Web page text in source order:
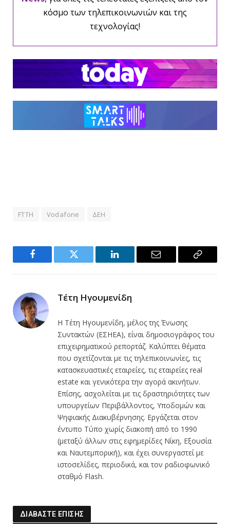
κόσμο των τηλεπικοινωνιών και της
τεχνολογίας!
FTTH Vodafone ΔΕΗ
Facebook Twitter LinkedIn Email
Copy
Τέτη Ηγουμενίδη
Η Τέτη Ηγουμενίδη, μέλος της Ένωσης
Συντακτών (ΕΣΗΕΑ), είναι δημοσιογράφος του
επιχειρηματικού ρεπορτάζ. Καλύπτει θέματα
που σχετίζονται με τις τηλεπικοινωνίες, τις
κατασκευαστικές εταιρείες, τις εταιρείες real
estate και γενικότερα την αγορά ακινήτων.
Επίσης, ασχολείται με τις δραστηριότητες των
υπουργείων Περιβάλλοντος, Υποδομών και
Ψηφιακής Διακυβέρνησης. Εργάζεται στον
έντυπο Τύπο χωρίς διακοπή από το 1990
(μεταξύ άλλων στις εφημερίδες Νίκη, Εξουσία
και Ναυτεμπορική), και έχει συνεργαστεί με
ιστοσελίδες, περιοδικά, και τον ραδιοφωνικό
σταθμό Flash.
ΔΙΑΒΑΣΤΕ ΕΠΙΣΗΣ